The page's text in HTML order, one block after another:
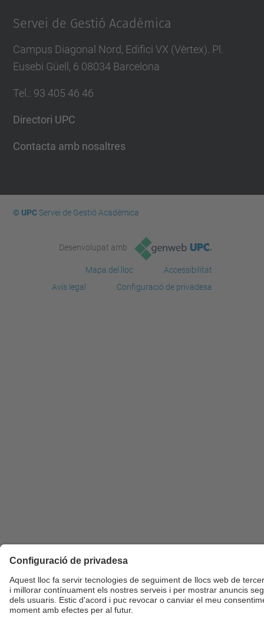
Servei de Gestió Acadèmica
Campus Diagonal Nord, Edifici VX (Vèrtex). Pl.
Eusebi Güell, 6 08034 Barcelona
Tel. : 93 405 46 46
Directori UPC
Contacta amb nosaltres
© UPCServei de Gestió Académica
Desenvolupat amb
Mapa del lloc
Accessibilitat
Avís legal
Configuració de privadesa